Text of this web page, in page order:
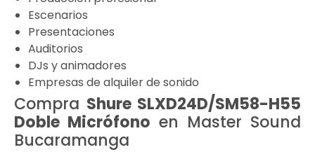
Escenarios
Presentaciones
Auditorios
DJs y animadores
Empresas de alquiler de sonido
Compra Shure SLXD24D/SM58-H55
Doble Micrófono en Master Sound
Bucaramanga